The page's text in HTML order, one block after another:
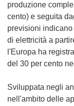
produzione
cento) e seguita
previsioni
di elettricità a
l'Europa ha
del 30 per cento
Sviluppata negli
nell'ambito delle